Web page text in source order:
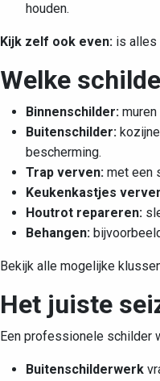
houden.
Kijk zelf ook even: is alles
Welke
Binnenschilder:
Buitenschilder:
bescherming.
Trap verven: met een
Keukenkastjes
Houtrot repareren:
Behangen:
Bekijk alle mogelijke
Het juiste
Een professionele schilder
Buitenschilderwerk